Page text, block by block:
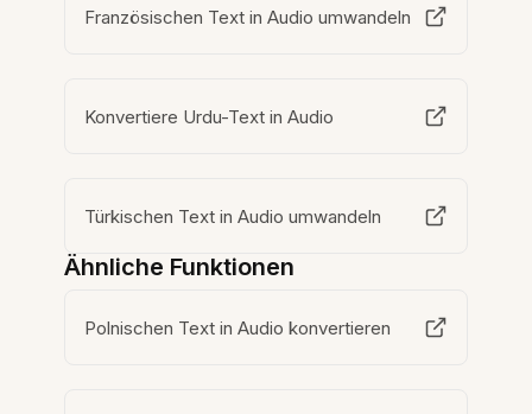
Französischen Text in Audio umwandeln
Konvertiere Urdu-Text in Audio
Türkischen Text in Audio umwandeln
Ähnliche Funktionen
Polnischen Text in Audio konvertieren